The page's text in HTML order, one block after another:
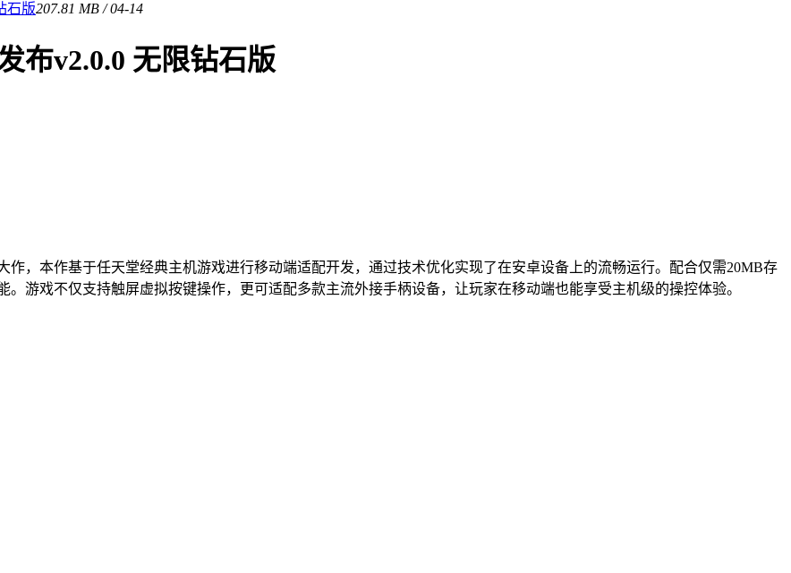
石版207.81 MB / 04-14
布v2.0.0 无限钻石版
作，本作基于任天堂经典主机游戏进行移动端适配开发，通过技术优化实现了在安卓设备上的流畅运行。配合仅需20MB存
游戏不仅支持触屏虚拟按键操作，更可适配多款主流外接手柄设备，让玩家在移动端也能享受主机级的操控体验。